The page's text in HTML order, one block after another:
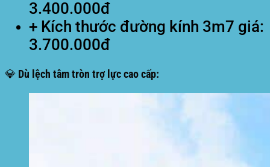
3.400.000đ
+ Kích thước đường kính 3m7 giá:
3.700.000đ
💎 Dù lệch tâm tròn trợ lực cao cấp: